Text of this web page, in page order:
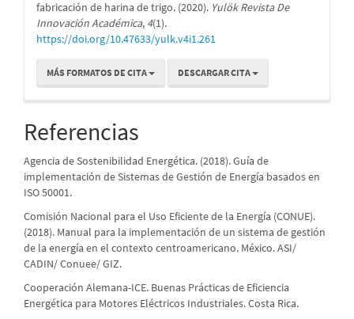
fabricación de harina de trigo. (2020). Yulök Revista De
Innovación Académica, 4(1).
https://doi.org/10.47633/yulk.v4i1.261
MÁS FORMATOS DE CITA DESCARGAR CITA
Referencias
Agencia de Sostenibilidad Energética. (2018). Guía de
implementación de Sistemas de Gestión de Energía basados en
ISO 50001.
Comisión Nacional para el Uso Eficiente de la Energía (CONUE).
(2018). Manual para la implementación de un sistema de gestión
de la energía en el contexto centroamericano. México. ASI/
CADIN/ Conuee/ GIZ.
Cooperación Alemana-ICE. Buenas Prácticas de Eficiencia
Energética para Motores Eléctricos Industriales. Costa Rica.